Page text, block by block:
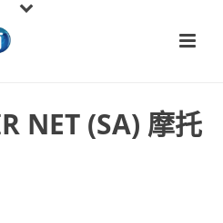
NET (SA) 摩托